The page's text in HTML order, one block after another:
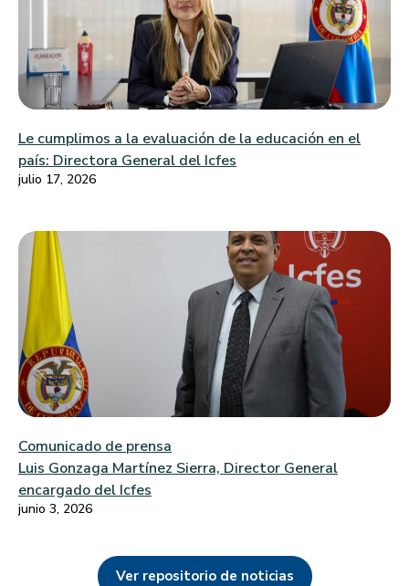
Le cumplimos a la evaluación de la educación en el
país: Directora General del Icfes
julio 17, 2026
Comunicado de prensa
Luis Gonzaga Martínez Sierra, Director General
encargado del Icfes
junio 3, 2026
Ver repositorio de noticias